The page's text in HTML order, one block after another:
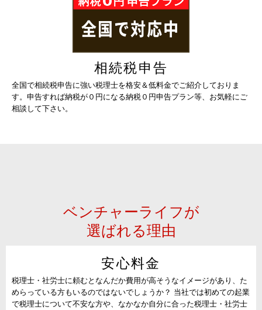
相続税申告
全国で相続税申告に強い税理士を格安＆低料金でご紹介しておりま
す。申告すれば納税が０円になる納税０円申告プラン等、お気軽にご
相談して下さい。
ベンチャーライフが
選ばれる理由
安心料金
税理士・社労士に頼むとなんだか費用が高そうなイメージがあり、た
めらっている方もいるのではないでしょうか？ 当社では初めての起業
で税理士について不安な方や、なかなか自分に合った税理士・社労士